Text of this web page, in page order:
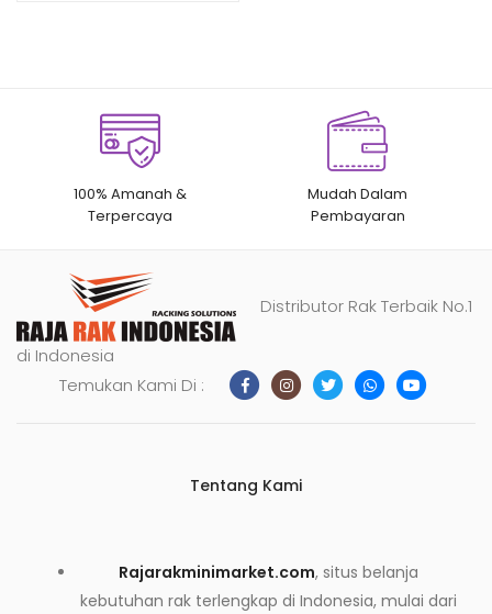
100% Amanah &
Terpercaya
Mudah Dalam
Pembayaran
Distributor Rak Terbaik No.1
di Indonesia
Temukan Kami Di :
Tentang Kami
Rajarakminimarket.com, situs belanja
kebutuhan rak terlengkap di Indonesia, mulai dari